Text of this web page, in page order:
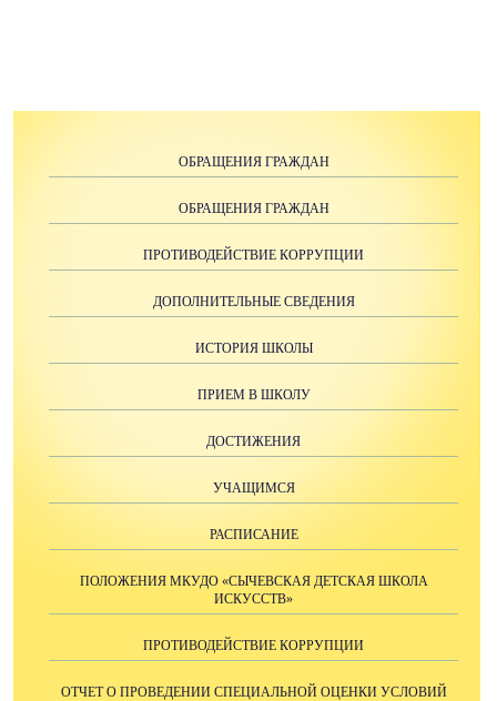
ОБРАЩЕНИЯ ГРАЖДАН
ОБРАЩЕНИЯ ГРАЖДАН
ПРОТИВОДЕЙСТВИЕ КОРРУПЦИИ
ДОПОЛНИТЕЛЬНЫЕ СВЕДЕНИЯ
ИСТОРИЯ ШКОЛЫ
ПРИЕМ В ШКОЛУ
ДОСТИЖЕНИЯ
УЧАЩИМСЯ
РАСПИСАНИЕ
ПОЛОЖЕНИЯ МКУДО «СЫЧЕВСКАЯ ДЕТСКАЯ ШКОЛА
ИСКУССТВ»
ПРОТИВОДЕЙСТВИЕ КОРРУПЦИИ
ОТЧЕТ О ПРОВЕДЕНИИ СПЕЦИАЛЬНОЙ ОЦЕНКИ УСЛОВИЙ